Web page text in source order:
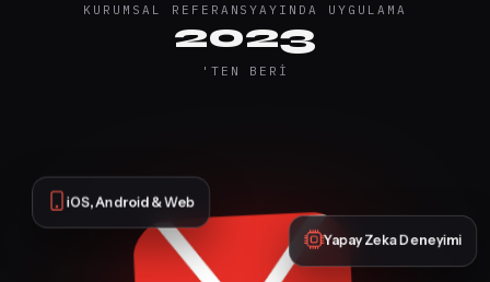
KURUMSAL REFERANSYAYINDA UYGULAMA
2023
'TEN BERI
iOS, Android & Web
Yapay Zeka Deneyimi